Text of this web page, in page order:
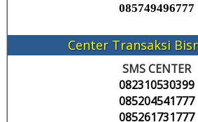
085749496777
Center Transaksi
SMS CENTER
082310530399
085204541777
085261731777